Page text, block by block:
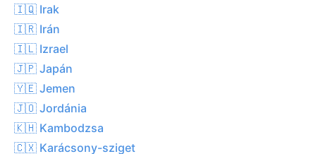
🇮🇶 Irak
🇮🇷 Irán
🇮🇱 Izrael
🇯🇵 Japán
🇾🇪 Jemen
🇯🇴 Jordánia
🇰🇭 Kambodzsa
🇨🇽 Karácsony-sziget